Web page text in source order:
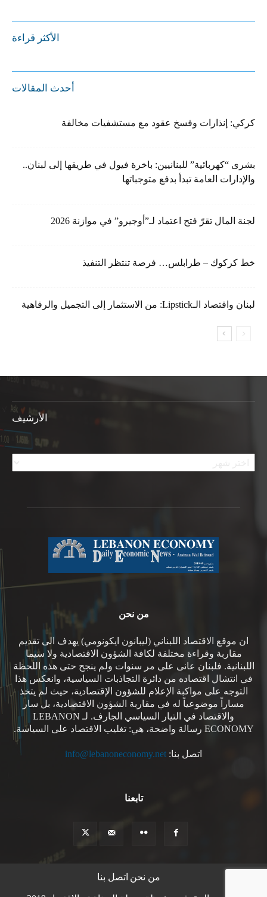
الأكثر قراءة
أحدث المقالات
كركي: إنذارات وفسخ عقود مع مستشفيات مخالفة
بشرى “كهربائية” للبنانيين: باخرة فيول في طريقها إلى لبنان..
والإدارات العامة تبدأ بدفع متوجباتها
لجنة المال تقرّ فتح اعتماد لـ”أوجيرو” في موازنة 2026
خط كركوك – طرابلس… فرصة تنتظر التنفيذ
لبنان واقتصاد الـLipstick: من الاستثمار إلى التجميل والرفاهية
الأرشيف
الأرشيف
من نحن
ان موقع الاقتصاد اللبناني (ليبانون ايكونومي) يهدف الى تقديم
مقاربة وقراءة مختلفة لكافة الشؤون الاقتصادية ولا سيما
اللبنانية. فلبنان عانى على مر سنوات ولم ينجح حتى هذه اللحظة
في انتشال اقتصاده من دائرة التجاذبات السياسية، وانعكس هذا
التوجه على مواكبة الإعلام للشؤون الإقتصادية، حيث لم يتخذ
مساراً موضوعياً له في مقاربة الشؤون الاقتصادية، بل سار
والاقتصاد في التيار السياسي الجارف. لـ LEBANON
ECONOMY رسالة واضحة، هي: تغليب الاقتصاد على السياسة.
اتصل بنا: info@lebanoneconomy.net
تابعنا
من نحن اتصل بنا